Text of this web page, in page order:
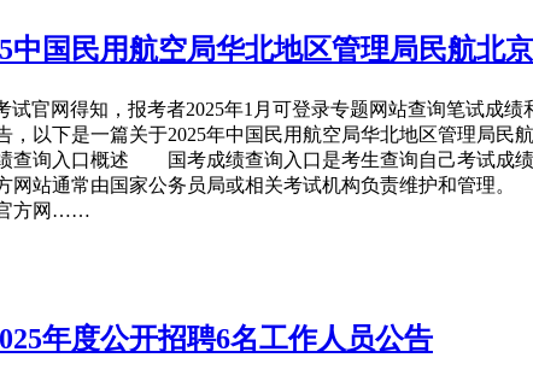
中国民用航空局华北地区管理局民航北
网得知，报考者2025年1月可登录专题网站查询笔试成
，以下是一篇关于2025年中国民用航空局华北地区管理局
口概述 国考成绩查询入口是考生查询自己考试成绩的
方网站通常由国家公务员局或相关考试机构负责维护和
官方网……
年度公开招聘6名工作人员公告